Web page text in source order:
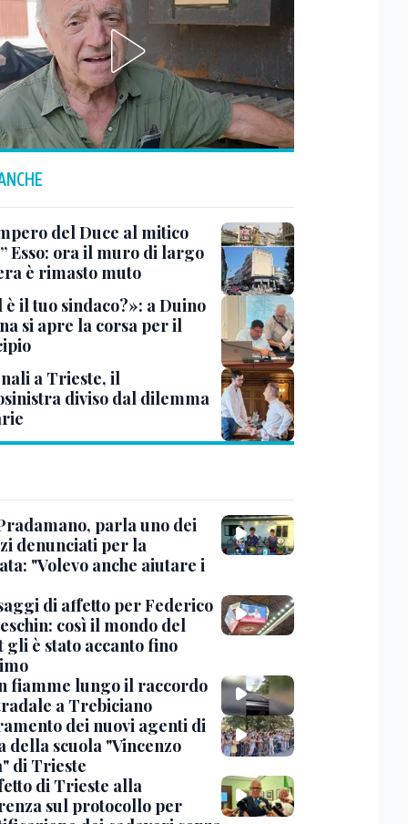
del Duce al mitico
Esso: ora il muro di largo
è rimasto muto
è il tuo sindaco?»: a Duino
si apre la corsa per il
a Trieste, il
diviso dal dilemma
parla uno dei
denunciati per la
"Volevo anche aiutare i
di affetto per Federico
così il mondo del
gli è stato accanto fino
fiamme lungo il raccordo
a Trebiciano
dei nuovi agenti di
della scuola "Vincenzo
di Trieste
di Trieste alla
sul protocollo per